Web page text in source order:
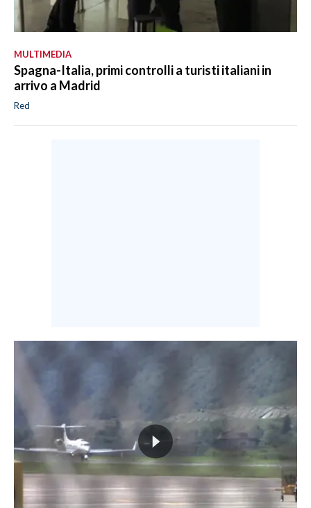
MULTIMEDIA
Spagna-Italia, primi controlli a turisti italiani in
arrivo a Madrid
Red